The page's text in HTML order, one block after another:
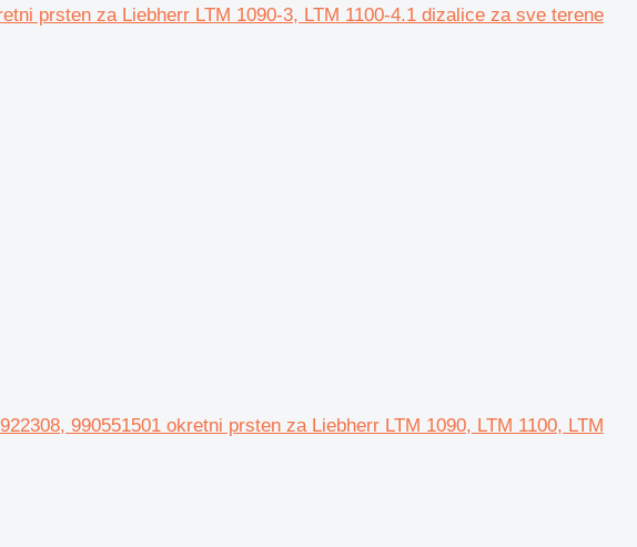
prsten za Liebherr LTM 1090-3, LTM 1100-4.1 dizalice za sve terene
990551501 okretni prsten za Liebherr LTM 1090, LTM 1100, LTM